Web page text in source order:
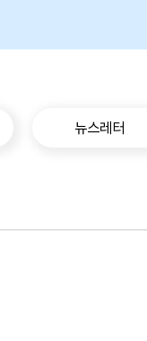
뉴스레터